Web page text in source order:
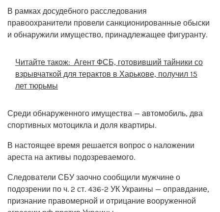
В рамках досудебного расследования
правоохранители провели санкционированные обыски
и обнаружили имущество, принадлежащее фигуранту.
Читайте також: Агент ФСБ, готовивший тайники со
взрывчаткой для терактов в Харькове, получил 15
лет тюрьмы
Среди обнаруженного имущества — автомобиль, два
спортивных мотоцикла и доля квартиры.
В настоящее время решается вопрос о наложении
ареста на активы подозреваемого.
Следователи СБУ заочно сообщили мужчине о
подозрении по ч. 2 ст. 436-2 УК Украины — оправдание,
признание правомерной и отрицание вооруженной